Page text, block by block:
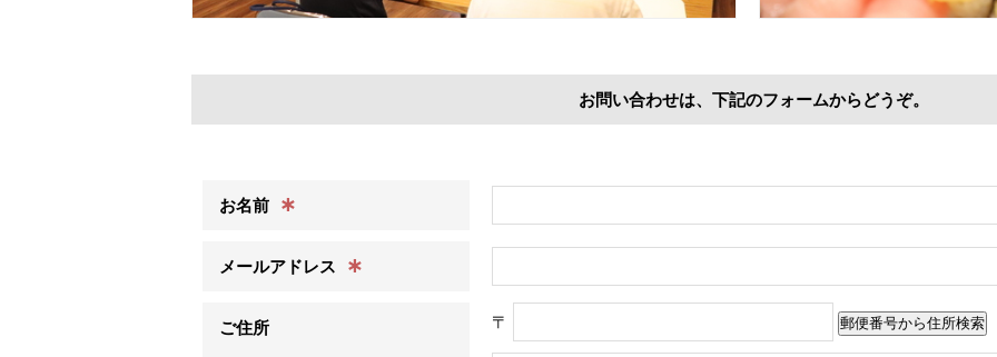
お問い合わせは、下記のフォームからどうぞ。
お名前 ∗
メールアドレス ∗
ご住所 〒